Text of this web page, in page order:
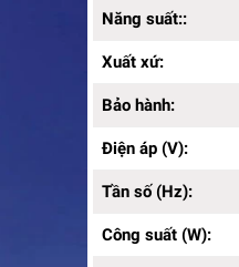
Tần số (Hz):
Kiểu lắp đặt:
Cảm biến quá nhiệt:
Loại gas sử dụng:
Dung tích bình chứa:
Dung tích (L):
Chất liệu sản phẩm:
Năng suất::
Xuất xứ:
Bảo hành:
Điện áp (V):
Tần số (Hz):
Công suất (W):